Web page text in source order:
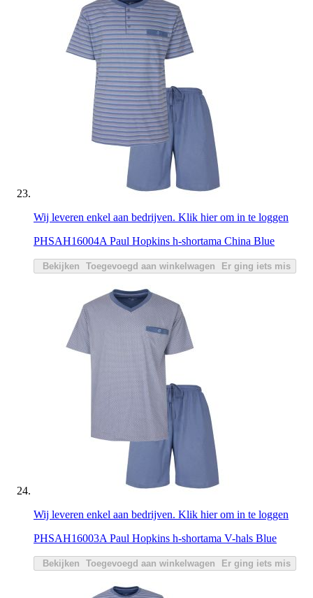
Wij leveren enkel aan bedrijven. Klik hier om in te loggen
PHSAH16004A Paul Hopkins h-shortama China Blue
Bekijken Toegevoegd aan winkelwagen Er ging iets mis
Wij leveren enkel aan bedrijven. Klik hier om in te loggen
PHSAH16003A Paul Hopkins h-shortama V-hals Blue
Bekijken Toegevoegd aan winkelwagen Er ging iets mis